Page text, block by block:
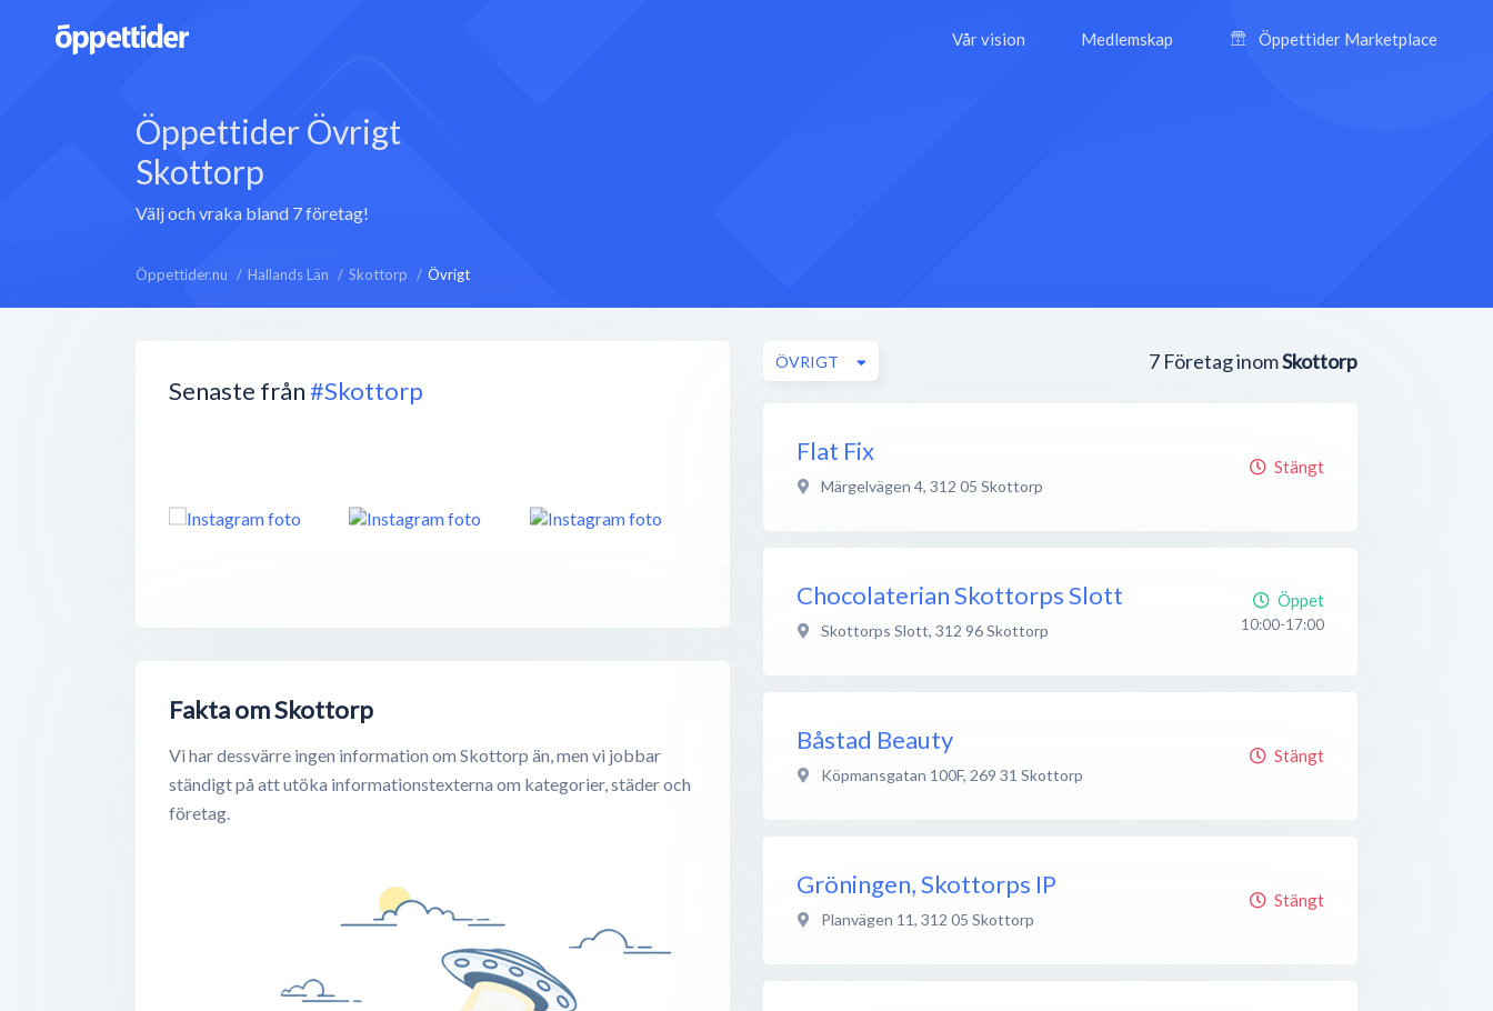
Vår vision Medlemskap Öppettider Marketplace
Öppettider Övrigt
Skottorp
Välj och vraka bland 7 företag!
Öppettider.nu Hallands Län Skottorp Övrigt
Senaste från#Skottorp
Fakta om Skottorp
Vi har dessvärre ingen information om Skottorp än, men vi jobbar
ständigt på att utöka informationstexterna om kategorier, städer och
företag.
7 Företag inomSkottorp
ÖVRIGT
Flat Fix
Märgelvägen 4, 312 05 Skottorp
Stängt
Chocolaterian Skottorps Slott
Skottorps Slott, 312 96Skottorp
Öppet
10:00-17:00
Båstad Beauty
Köpmansgatan 100F, 269 31 Skottorp
Stängt
Gröningen, Skottorps IP
Planvägen 11, 312 05 Skottorp
Stängt